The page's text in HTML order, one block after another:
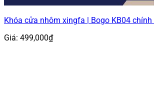
Khóa cửa nhôm xingfa | Bogo KB04 chính
Giá: 499,000₫